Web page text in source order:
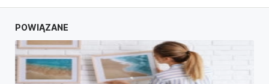
POWIĄZANE